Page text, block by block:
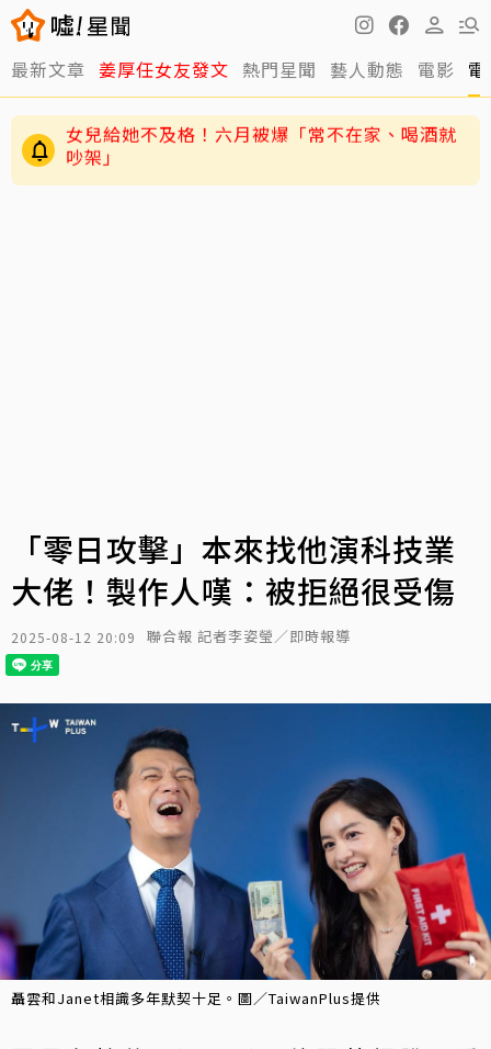
最新文章 姜厚任女友發文 熱門星聞 藝人動態 電影
75歲大咖影后爆戀小38歲攝影同居6年？遭提告
索討2400萬 硬氣反擊絕不給
「零日攻擊」本來找他演科技業
大佬！製作人嘆：被拒絕很受傷
2025-08-12 20:09 聯合報 記者李姿瑩／即時報導
聶雲和Janet相識多年默契十足。圖／TaiwanPlus提供